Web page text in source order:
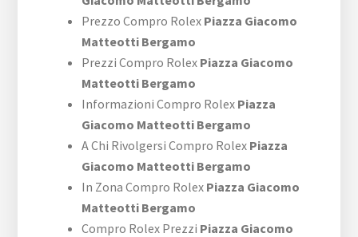
Prezzo Compro Rolex Piazza Giacomo
Matteotti Bergamo
Prezzi Compro Rolex Piazza Giacomo
Matteotti Bergamo
Informazioni Compro Rolex Piazza
Giacomo Matteotti Bergamo
A Chi Rivolgersi Compro Rolex Piazza
Giacomo Matteotti Bergamo
In Zona Compro Rolex Piazza Giacomo
Matteotti Bergamo
Compro Rolex Prezzi Piazza Giacomo